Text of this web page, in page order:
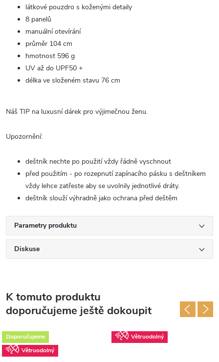
látkové pouzdro s koženými detaily
8 panelů
manuální otevírání
průměr 104 cm
hmotnost 596 g
UV až do UPF50 +
délka ve složeném stavu 76 cm
Náš TIP na luxusní dárek pro výjimečnou ženu.
Upozornění:
deštník nechte po použití vždy řádně vyschnout
před použitím - po rozepnutí zapínacího pásku s deštníkem
vždy lehce zatřeste aby se uvolnily jednotlivé dráty.
deštník slouží výhradně jako ochrana před deštěm
Parametry produktu
Diskuse
K tomuto produktu
doporučujeme ještě dokoupit
Doporučujeme
Větruodolný
Větruodolný